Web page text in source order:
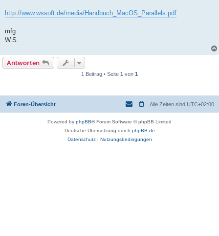
http://www.wssoft.de/media/Handbuch_MacOS_Parallels.pdf
mfg
W.S.
Antworten
1 Beitrag • Seite 1 von 1
Foren-Übersicht Alle Zeiten sind UTC+02:00
Powered by phpBB® Forum Software © phpBB Limited
Deutsche Übersetzung durch phpBB.de
Datenschutz| Nutzungsbedingungen